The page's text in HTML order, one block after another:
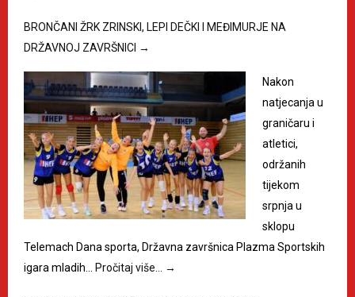
BRONČANI ŽRK ZRINSKI, LEPI DEČKI I MEĐIMURJE NA
DRŽAVNOJ ZAVRŠNICI →
Nakon
natjecanja u
graničaru i
atletici,
održanih
tijekom
srpnja u
sklopu
Telemach Dana sporta, Državna završnica Plazma Sportskih
igara mladih…
Pročitaj više… →